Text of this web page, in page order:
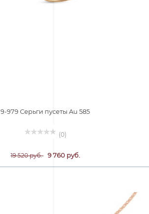
9-979 Серьги пусеты Au 585
(0)
19 520 руб. 9 760 руб.